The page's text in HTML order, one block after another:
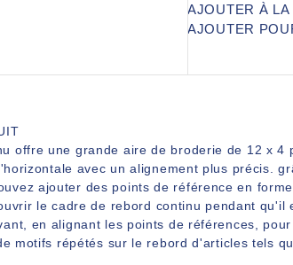
AJOUTER À
AJOUTER
offre une grande aire de broderie de 12 x
avec un alignement plus précis.
ajouter des points de référence en
le cadre de rebord continu pendant
en alignant les points de références,
motifs répétés sur le rebord d'articles tels